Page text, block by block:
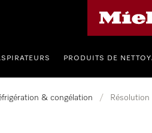
PRODUITS DE
& congélation /